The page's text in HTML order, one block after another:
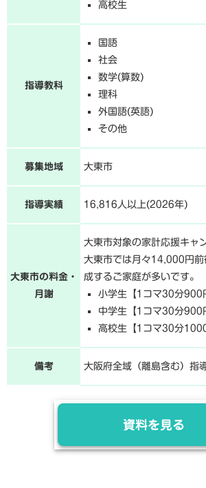
高校生
指導教科
国語
社会
数学(算数)
理科
外国語(英語)
その他
募集地域 大東市
指導実績 16,816人以上(2026年)
大東市の料金・
月謝
大東市対象の家計応援キャ
大東市では月々14,000円前
成するご家庭が多いです。
小学生【1コマ30分900
中学生【1コマ30分900
高校生【1コマ30分1000
備考 大阪府全域（離島含む）指
資料を見る